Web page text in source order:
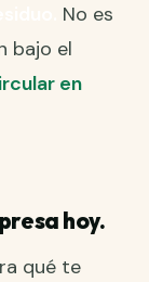
No es
bajo el
en
hoy.
qué te